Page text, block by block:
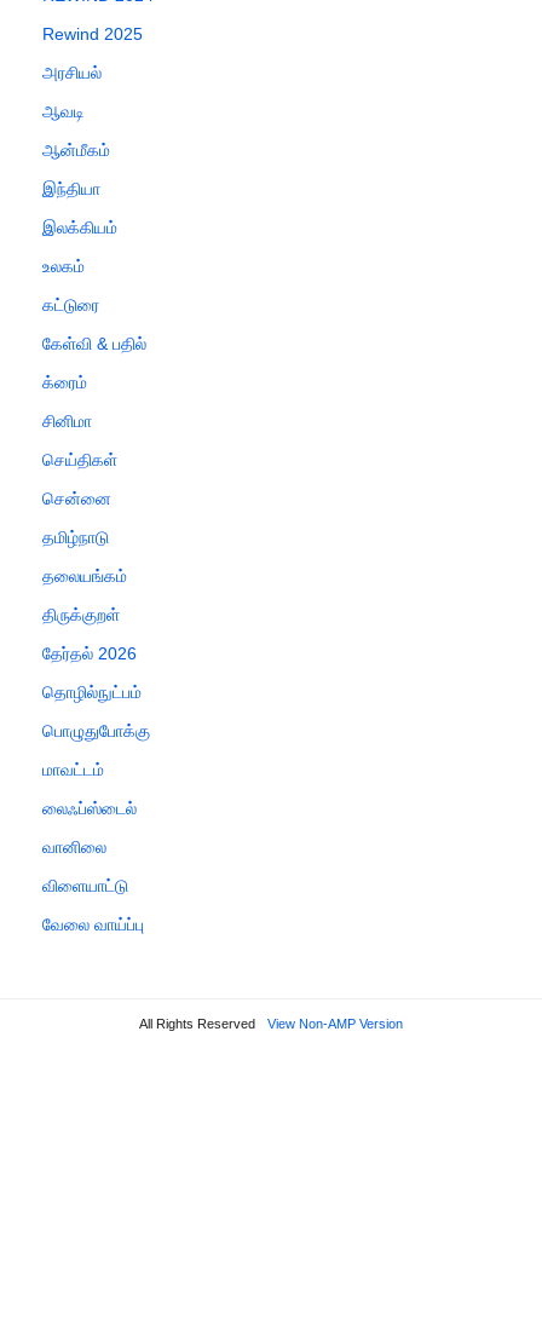
Rewind 2025
அரசியல்
ஆவடி
ஆன்மீகம்
இந்தியா
இலக்கியம்
உலகம்
கட்டுரை
கேள்வி & பதில்
க்ரைம்
சினிமா
செய்திகள்
சென்னை
தமிழ்நாடு
தலையங்கம்
திருக்குறள்
தேர்தல் 2026
தொழில்நுட்பம்
பொழுதுபோக்கு
மாவட்டம்
லைஃப்ஸ்டைல்
வானிலை
விளையாட்டு
வேலை வாய்ப்பு
All Rights Reserved View Non-AMP Version